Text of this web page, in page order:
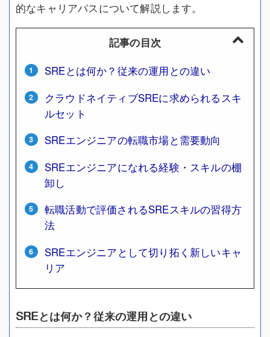
的なキャリアパスについて解説します。
記事の目次
SREとは何か？従来の運用との違い
クラウドネイティブSREに求められるスキ
ルセット
SREエンジニアの転職市場と需要動向
SREエンジニアになれる経験・スキルの棚
卸し
転職活動で評価されるSREスキルの習得方
法
SREエンジニアとして切り拓く新しいキャ
リア
SREとは何か？従来の運用との違い